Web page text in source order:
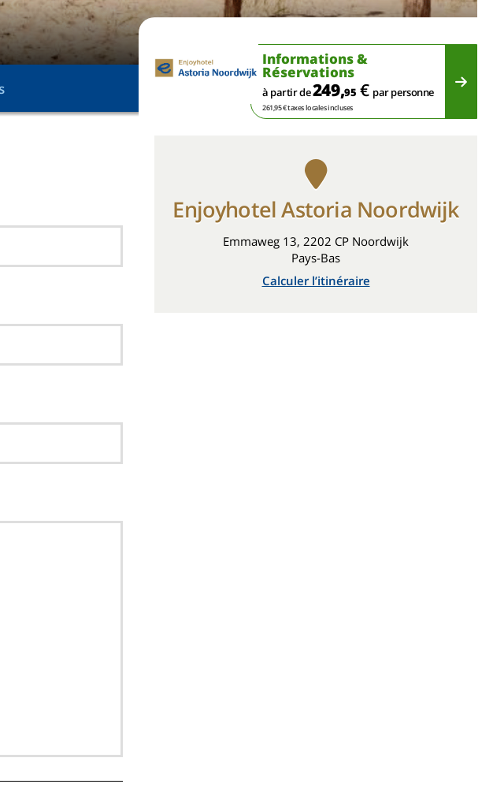
Informations &
Réservations
à partir de249,95 € par personne
261,95 € taxes locales incluses
Enjoyhotel Astoria Noordwijk
Emmaweg 13, 2202 CP Noordwijk
Pays-Bas
Calculer l’itinéraire